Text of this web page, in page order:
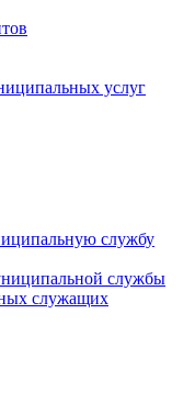
услуг
службу
службы
служащих